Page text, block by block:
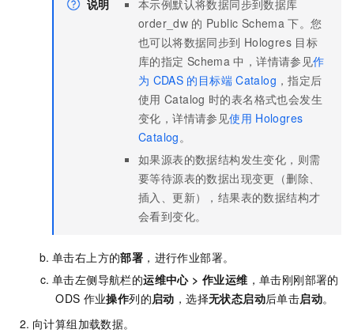
说明
本示例默认将数据同步到数据库
order_dw 的 Public Schema 下。您
也可以将数据同步到 Hologres 目标
库的指定 Schema 中，详情请参见作
为 CDAS 的目标端 Catalog ，指定后
使用 Catalog 时的表名格式也会发生
变化，详情请参见使用 Hologres
Catalog 。
如果源表的数据结构发生变化，则需
要等待源表的数据出现变更（删除、
插入、更新），结果表的数据结构才
会看到变化。
单击右上方的部署 ，进行作业部署。
单击左侧导航栏的运维中心>作业运维 ，单击刚刚部署的
ODS 作业操作列的启动 ，选择无状态启动后单击启动。
向计算组加载数据。